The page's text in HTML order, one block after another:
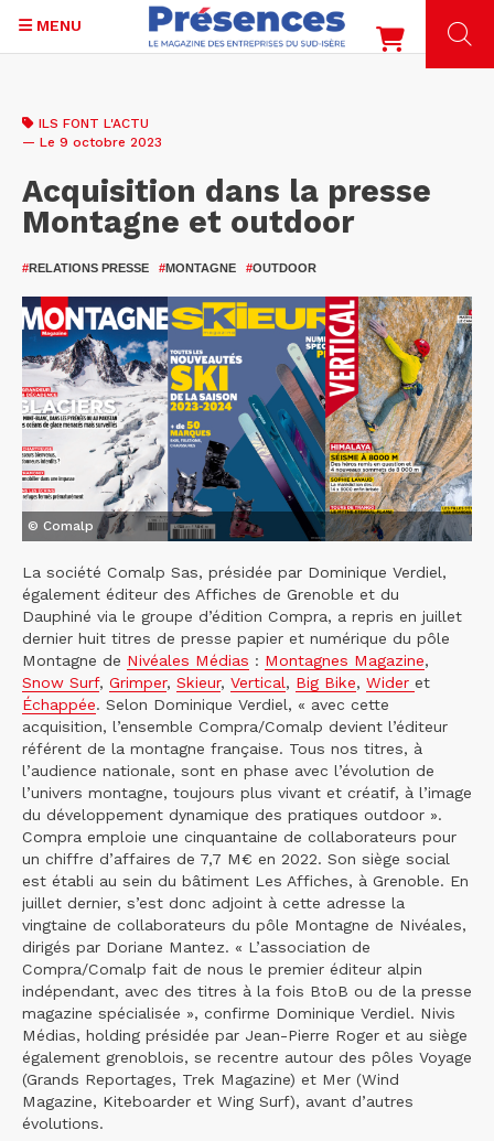
contenu
MENU
ILS FONT L'ACTU
— Le 9 octobre 2023
Acquisition dans la presse
Montagne et outdoor
#RELATIONS PRESSE #MONTAGNE #OUTDOOR
© Comalp
La société Comalp Sas, présidée par Dominique Verdiel,
également éditeur des Affiches de Grenoble et du
Dauphiné via le groupe d’édition Compra, a repris en juillet
dernier huit titres de presse papier et numérique du pôle
Montagne de Nivéales Médias : Montagnes Magazine,
Snow Surf, Grimper, Skieur, Vertical, Big Bike, Wider et
Échappée. Selon Dominique Verdiel, « avec cette
acquisition, l’ensemble Compra/Comalp devient l’éditeur
référent de la montagne française. Tous nos titres, à
l’audience nationale, sont en phase avec l’évolution de
l’univers montagne, toujours plus vivant et créatif, à l’image
du développement dynamique des pratiques outdoor ».
Compra emploie une cinquantaine de collaborateurs pour
un chiffre d’affaires de 7,7 M€ en 2022. Son siège social
est établi au sein du bâtiment Les Affiches, à Grenoble. En
juillet dernier, s’est donc adjoint à cette adresse la
vingtaine de collaborateurs du pôle Montagne de Nivéales,
dirigés par Doriane Mantez. « L’association de
Compra/Comalp fait de nous le premier éditeur alpin
indépendant, avec des titres à la fois BtoB ou de la presse
magazine spécialisée », confirme Dominique Verdiel. Nivis
Médias, holding présidée par Jean-Pierre Roger et au siège
également grenoblois, se recentre autour des pôles Voyage
(Grands Reportages, Trek Magazine) et Mer (Wind
Magazine, Kiteboarder et Wing Surf), avant d’autres
évolutions.